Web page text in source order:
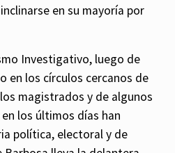
en su mayoría por
Investigativo, luego de
en los círculos cercanos de
magistrados y de algunos
los últimos días han
política, electoral y de